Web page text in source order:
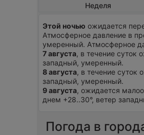
Неделя
Этой ночью ожидается
Атмосферное давление в
умеренный. Атмосферное
7 августа, в течение суток
западный, умеренный.
8 августа, в течение суток
западный, умеренный.
9 августа, ожидается
днем +28..30°, ветер
Погода в